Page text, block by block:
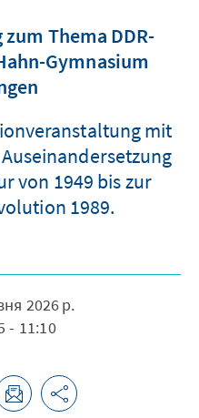
Thema DDR-
Gymnasium
mit
von 1949 bis zur
1989.
2026 р.
- 11:10